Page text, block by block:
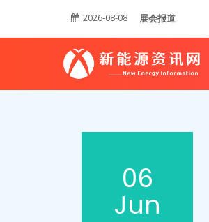
2026-08-08 展会报道
06
Jun